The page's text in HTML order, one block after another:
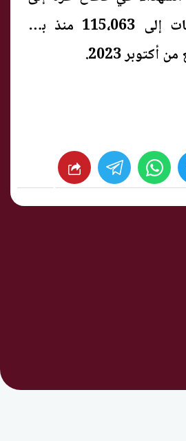
50،609، والإصابات إلى 115،063 منذ بدء
2023.
whats شارك